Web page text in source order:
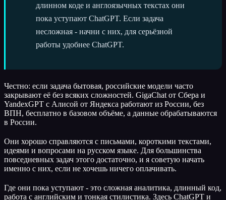
длинном коде и англоязычных текстах они
пока уступают ChatGPT. Если задача
несложная - начни с них, для серьёзной
работы удобнее ChatGPT.
Честно: если задача бытовая, российские модели часто
закрывают её без всяких сложностей. GigaChat от Сбера и
YandexGPT с Алисой от Яндекса работают из России, без
ВПН, бесплатно в базовом объёме, а данные обрабатываются
в России.
Они хорошо справляются с письмами, короткими текстами,
идеями и вопросами на русском языке. Для большинства
повседневных задач этого достаточно, и я советую начать
именно с них, если не хочешь ничего оплачивать.
Где они пока уступают - это сложная аналитика, длинный код,
работа с английским и тонкая стилистика. Здесь ChatGPT и